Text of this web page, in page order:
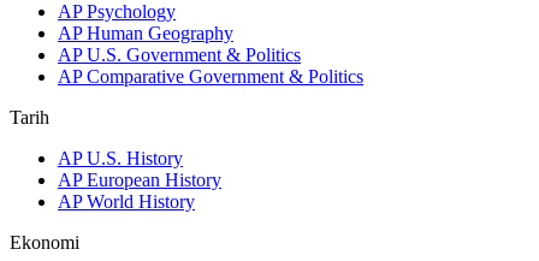
AP Psychology
AP Human Geography
AP U.S. Government & Politics
AP Comparative Government & Politics
Tarih
AP U.S. History
AP European History
AP World History
Ekonomi